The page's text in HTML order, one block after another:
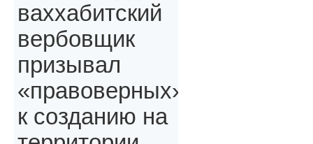
ваххабитский
вербовщик
призывал
«правоверных»,
к созданию на